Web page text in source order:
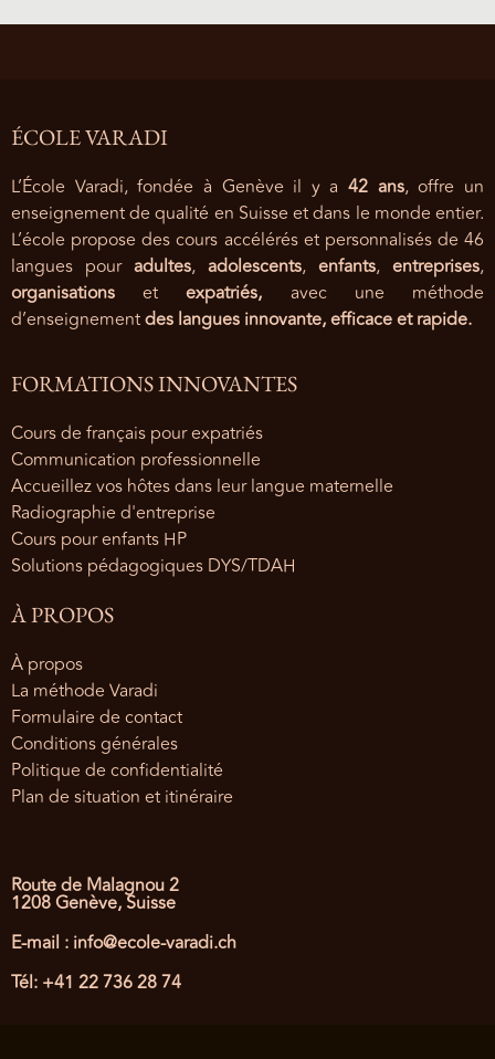
ÉCOLE VARADI
L’École Varadi, fondée à Genève il y a42 ans, offre un
enseignement de qualité en Suisse et dans le monde entier.
L’école propose des cours accélérés et personnalisés de 46
langues pour adultes, adolescents, enfants, entreprises,
organisations etexpatriés, avec une méthode
d’enseignementdes langues innovante, efficace et rapide.
FORMATIONS INNOVANTES
Cours de français pour expatriés
Communication professionnelle
Accueillez vos hôtes dans leur langue maternelle
Radiographie d'entreprise
Cours pour enfants HP
Solutions pédagogiques DYS/TDAH
À PROPOS
À propos
La méthode Varadi
Formulaire de contact
Conditions générales
Politique de confidentialité
Plan de situation et itinéraire
Route de Malagnou 2
1208 Genève, Suisse
E-mail : info@ecole-varadi.ch
Tél: +41 22 736 28 74